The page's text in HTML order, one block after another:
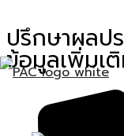
ปรึกษาผลป
ข้อมูลเพิ่มเ